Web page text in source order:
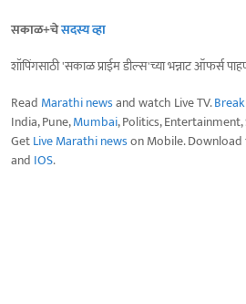
सकाळ+चेसदस्य व्हा
शॉपिंगसाठी 'सकाळ प्राईम डील्स'च्या भन्नाट ऑफर्स
Read Marathi newsand watch Live TV.
India, Pune,Mumbai, Politics,
GetLive Marathi newson Mobile.
and IOS.